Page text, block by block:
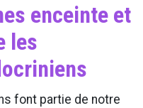
enceinte et
les
font partie de notre